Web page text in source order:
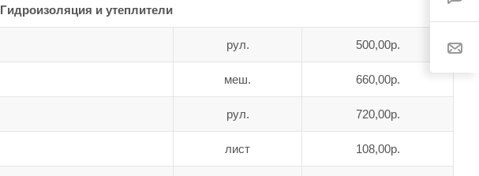
Гидроизоляция и утеплители
рул. 500,00р.
меш. 660,00р.
рул. 720,00р.
лист 108,00р.